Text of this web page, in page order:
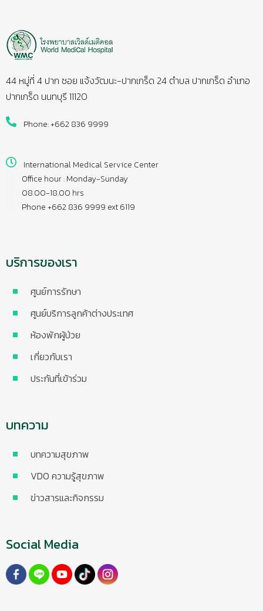
44 หมู่ที่ 4 ปาก ซอย แจ้งวัฒนะ-ปากเกร็ด 24 ตำบล ปากเกร็ด อำเภอ
ปากเกร็ด นนทบุรี 11120
Phone: +662 836 9999
International Medical Service Center
Office hour : Monday-Sunday
08.00-18.00 hrs
Phone +662 836 9999 ext 6119
บริการของเรา
ศูนย์การรักษา
ศูนย์บริการลูกค้าต่างประเทศ
ห้องพักผู้ป่วย
เกี่ยวกับเรา
ประกันที่เข้าร่วม
บทความ
บทความสุขภาพ
VDO ความรู้สุขภาพ
ข่าวสารและกิจกรรม
Social Media